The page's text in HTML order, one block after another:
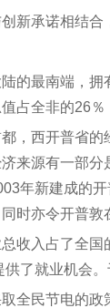
新承诺相结合
的最南端，
占全非的26
，西开普省
来源有一部
年新建成的
时亦令开普敦
收入占了全
供了就业机会
全民节电的政